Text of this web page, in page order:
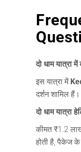
दो धाम यात्रा
इस यात्रा में
दर्शन शामिल हैं।
दो धाम यात्रा
कीमत ₹1.2
होती है, पैकेज